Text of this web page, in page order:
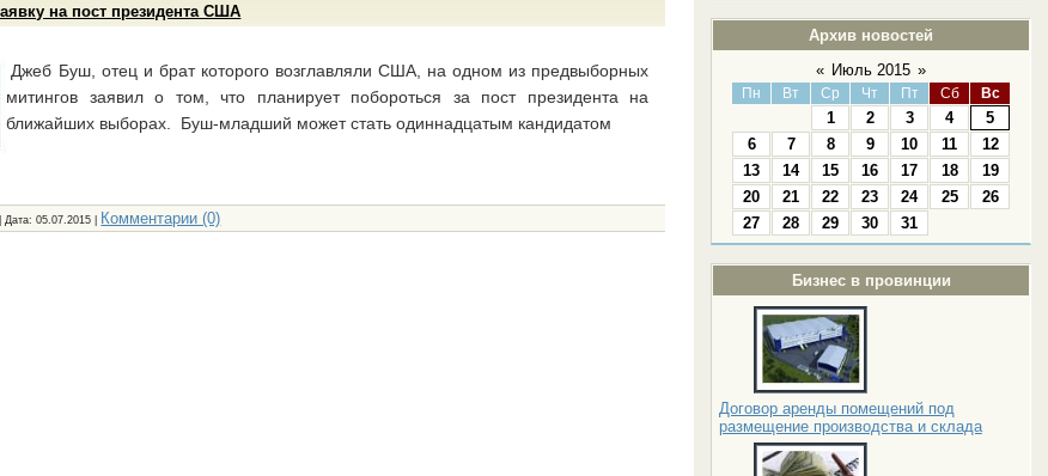
Архив новостей
« Июль 2015 »
Пн Вт Ср Чт Пт Сб Вс
1 2 3 4
5
6
7 8 9 10 11
12
13
14 15 16 17 18
19
20
21 22 23 24 25
26
27
28 29 30 31
Бизнес в провинции
Договор аренды помещений под
размещение производства и склада
на пост президента США
Джеб Буш, отец и брат которого возглавляли США, на одном из предвыборных
митингов заявил о том, что планирует побороться за пост президента на
ближайших выборах. Буш-младший может стать одиннадцатым кандидатом
| Дата:05.07.2015 Комментарии (0)